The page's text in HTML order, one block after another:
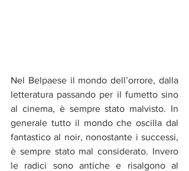
Nel Belpaese il mondo dell’orrore, dalla
letteratura passando per il fumetto sino
al cinema, è sempre stato malvisto. In
generale tutto il mondo che oscilla dal
fantastico al noir, nonostante i successi,
è sempre stato mal considerato. Invero
le radici sono antiche e risalgono al